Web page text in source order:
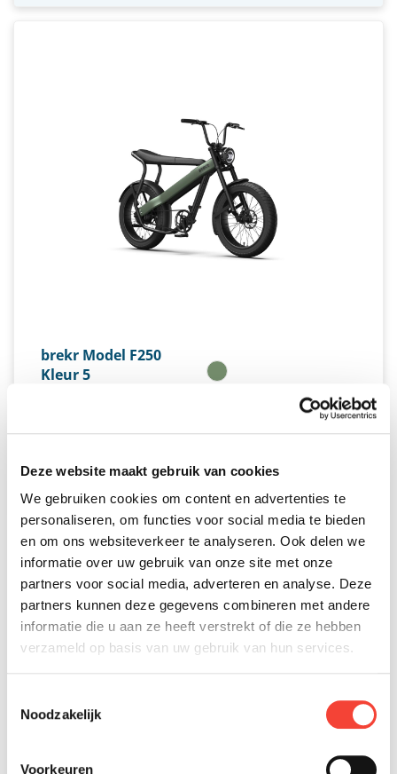
Deze website maakt gebruik van cookies
We gebruiken cookies om content en advertenties te
personaliseren, om functies voor social media te bieden
en om ons websiteverkeer te analyseren. Ook delen we
informatie over uw gebruik van onze site met onze
partners voor social media, adverteren en analyse. Deze
partners kunnen deze gegevens combineren met andere
informatie die u aan ze heeft verstrekt of die ze hebben
verzameld op basis van uw gebruik van hun services.
Noodzakelijk
Voorkeuren
brekr Model F250
Kleur 5
À PARTIR DE 119,73€ PAR MOIS *
Classe A disponible
Classe B non disponible